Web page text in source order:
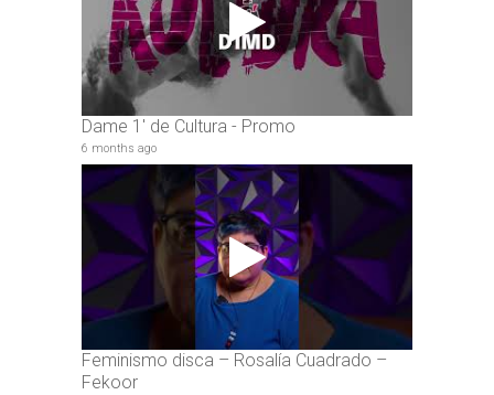
Dame 1' de Cultura - Promo
6 months ago
Feminismo disca – Rosalía Cuadrado –
Fekoor